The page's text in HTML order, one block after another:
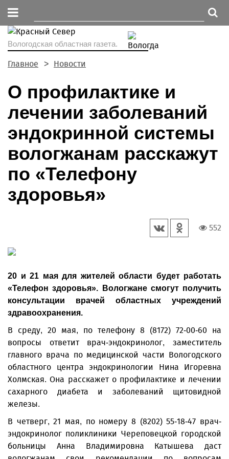
Вологодская областная газета.
Главное Новости
О профилактике и
лечении заболеваний
эндокринной системы
вологжанам расскажут
по «Телефону
здоровья»
552
20 и 21 мая для жителей области будет работать
«Телефон здоровья». Вологжане смогут получить
консультации врачей областных учреждений
здравоохранения.
В среду, 20 мая, по телефону 8 (8172) 72-00-60 на
вопросы ответит врач-эндокринолог, заместитель
главного врача по медицинской части Вологодского
областного центра эндокринологии Нина Игоревна
Холмская. Она расскажет о профилактике и лечении
сахарного диабета и заболеваний щитовидной
железы.
В четверг, 21 мая, по номеру 8 (8202) 55-18-47 врач-
эндокринолог поликлиники Череповецкой городской
больницы Анна Владимировна Катышева даст